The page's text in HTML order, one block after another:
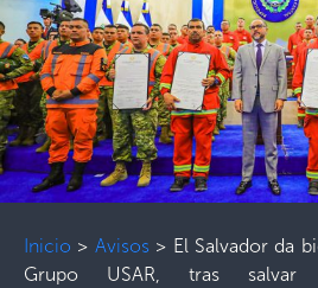
Inicio > Avisos> El Salvador da
Grupo USAR, tras salvar